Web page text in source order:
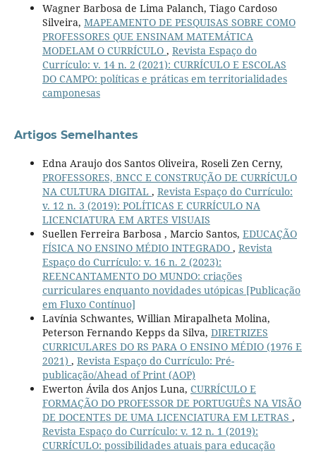
Wagner Barbosa de Lima Palanch, Tiago Cardoso
Silveira, MAPEAMENTO DE PESQUISAS SOBRE COMO
PROFESSORES QUE ENSINAM MATEMÁTICA
MODELAM O CURRÍCULO , Revista Espaço do
Currículo: v. 14 n. 2 (2021): CURRÍCULO E ESCOLAS
DO CAMPO: políticas e práticas em territorialidades
camponesas
Artigos Semelhantes
Edna Araujo dos Santos Oliveira, Roseli Zen Cerny,
PROFESSORES, BNCC E CONSTRUÇÃO DE CURRÍCULO
NA CULTURA DIGITAL , Revista Espaço do Currículo:
v. 12 n. 3 (2019): POLÍTICAS E CURRÍCULO NA
LICENCIATURA EM ARTES VISUAIS
Suellen Ferreira Barbosa , Marcio Santos, EDUCAÇÃO
FÍSICA NO ENSINO MÉDIO INTEGRADO , Revista
Espaço do Currículo: v. 16 n. 2 (2023):
REENCANTAMENTO DO MUNDO: criações
curriculares enquanto novidades utópicas [Publicação
em Fluxo Contínuo]
Lavínia Schwantes, Willian Mirapalheta Molina,
Peterson Fernando Kepps da Silva, DIRETRIZES
CURRICULARES DO RS PARA O ENSINO MÉDIO (1976 E
2021) , Revista Espaço do Currículo: Pré-
publicação/Ahead of Print (AOP)
Ewerton Ávila dos Anjos Luna, CURRÍCULO E
FORMAÇÃO DO PROFESSOR DE PORTUGUÊS NA VISÃO
DE DOCENTES DE UMA LICENCIATURA EM LETRAS ,
Revista Espaço do Currículo: v. 12 n. 1 (2019):
CURRÍCULO: possibilidades atuais para educação